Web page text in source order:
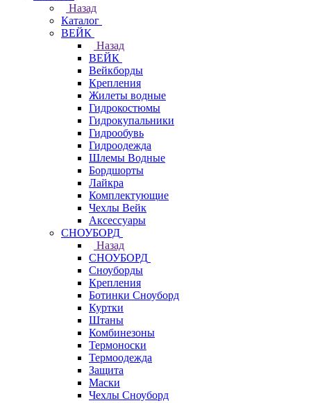
Назад
Каталог
ВЕЙК
Назад
ВЕЙК
Вейкборды
Крепления
Жилеты водные
Гидрокостюмы
Гидрокупальники
Гидрообувь
Гидроодежда
Шлемы Водные
Бордшорты
Лайкра
Комплектующие
Чехлы Вейк
Аксессуары
СНОУБОРД
Назад
СНОУБОРД
Сноуборды
Крепления
Ботинки Сноуборд
Куртки
Штаны
Комбинезоны
Термоноски
Термоодежда
Защита
Маски
Чехлы Сноуборд